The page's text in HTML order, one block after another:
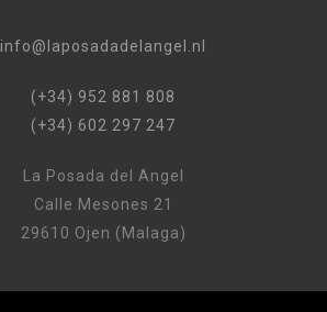
info@laposadadelangel.nl
(+34) 952 881 808
(+34) 602 297 247
La Posada del Angel
Calle Mesones 21
29610 Ojen (Malaga)